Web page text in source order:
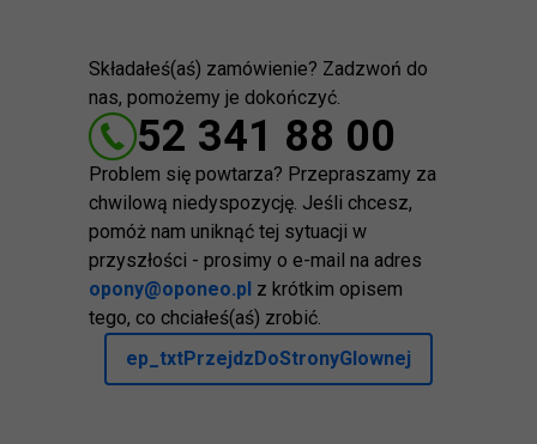
Składałeś(aś) zamówienie? Zadzwoń do
nas, pomożemy je dokończyć.
52 341 88 00
Problem się powtarza? Przepraszamy za
chwilową niedyspozycję. Jeśli chcesz,
pomóż nam uniknąć tej sytuacji w
przyszłości - prosimy o e-mail na adres
opony@oponeo.pl z krótkim opisem
tego, co chciałeś(aś) zrobić.
ep_txtPrzejdzDoStronyGlownej